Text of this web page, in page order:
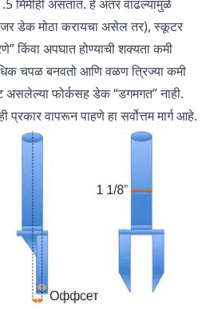
मिमीही असतात. हे अंतर वाढल्यामुळे
डेक मोठा करायचा असेल तर), स्कूटर
किंवा अपघात होण्याची शक्यता कमी
चपळ बनवतो आणि वळण त्रिज्या कमी
फोर्कसह डेक “डगमगत” नाही.
प्रकार वापरून पाहणे हा सर्वोत्तम मार्ग आहे.